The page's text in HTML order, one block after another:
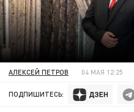
АЛЕКСЕЙ ПЕТРОВ 04 МАЯ 12:25
ПОДПИШИТЕСЬ: